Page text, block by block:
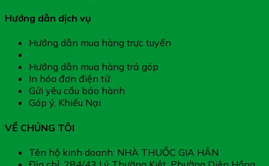
Hướng dẫn dịch vụ
Hướng dẫn mua hàng trực tuyến
Hướng dẫn mua hàng trả góp
In hóa đơn điện tử
Gửi yêu cầu bảo hành
Góp ý, Khiếu Nại
VỀ CHÚNG TÔI
Tên hộ kinh doanh: NHÀ THUỐC GIA HÂN